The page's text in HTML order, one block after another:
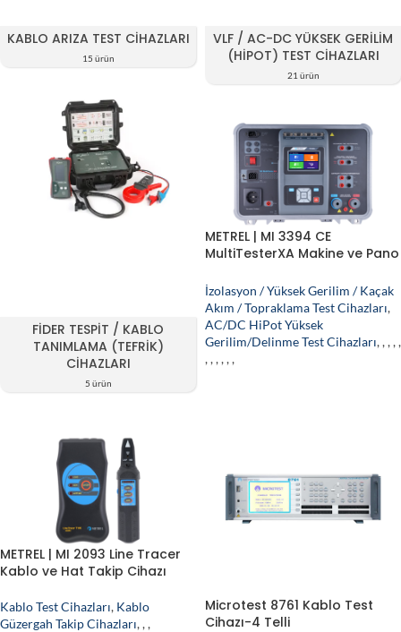
KABLO ARIZA TEST CIHAZLARI
15 ürün
VLF / AC-DC YÜKSEK GERILIM
(HIPOT) TEST CIHAZLARI
21 ürün
FIDER TESPIT / KABLO
TANIMLAMA (TEFRIK)
CIHAZLARI
5 ürün
METREL | MI 3394 CE
MultiTesterXA Makine ve Pano
İzolasyon / Yüksek Gerilim / Kaçak
Akım / Topraklama Test Cihazları,
AC/DC HiPot Yüksek
Gerilim/Delinme Test Cihazları,,,,,
,,,,,,
METREL | MI 2093 Line Tracer
Kablo ve Hat Takip Cihazı
Kablo Test Cihazları, Kablo
Güzergah Takip Cihazları,,,
Microtest 8761 Kablo Test
Cihazı-4 Telli